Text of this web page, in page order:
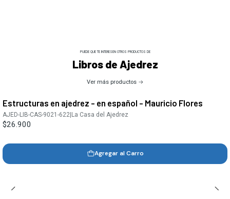
PUEDE QUE TE INTERESEN OTROS PRODUCTOS DE
Libros de Ajedrez
Ver más productos
Estructuras en ajedrez - en español - Mauricio Flores
AJED-LIB-CAS-9021-622 La Casa del Ajedrez
$26.900
Agregar al Carro